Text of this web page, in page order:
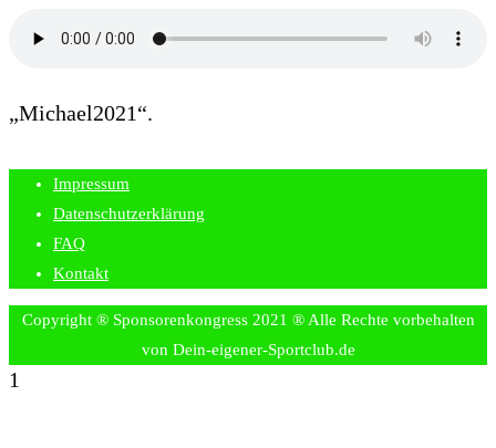
„Michael2021“.
Impressum
Datenschutzerklärung
FAQ
Kontakt
Copyright ® Sponsorenkongress 2021 ® Alle Rechte vorbehalten
von Dein-eigener-Sportclub.de
1